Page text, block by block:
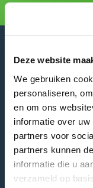
Deze website
We gebruiken
personaliseren,
en om ons
informatie over
partners voor
partners kunnen
informatie die u
verzameld op